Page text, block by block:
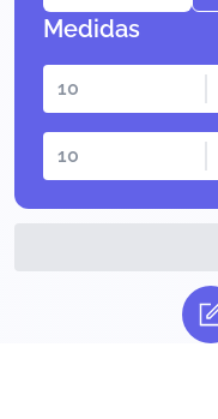
Medidas